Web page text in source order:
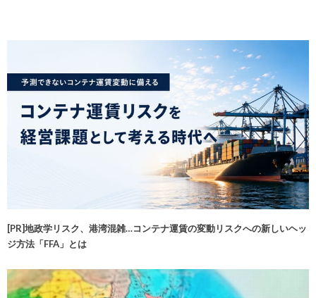
[PR]地政学リスク、港湾混雑…コンテナ運賃の変動リスクへの新しいヘッ
ジ方法「FFA」とは